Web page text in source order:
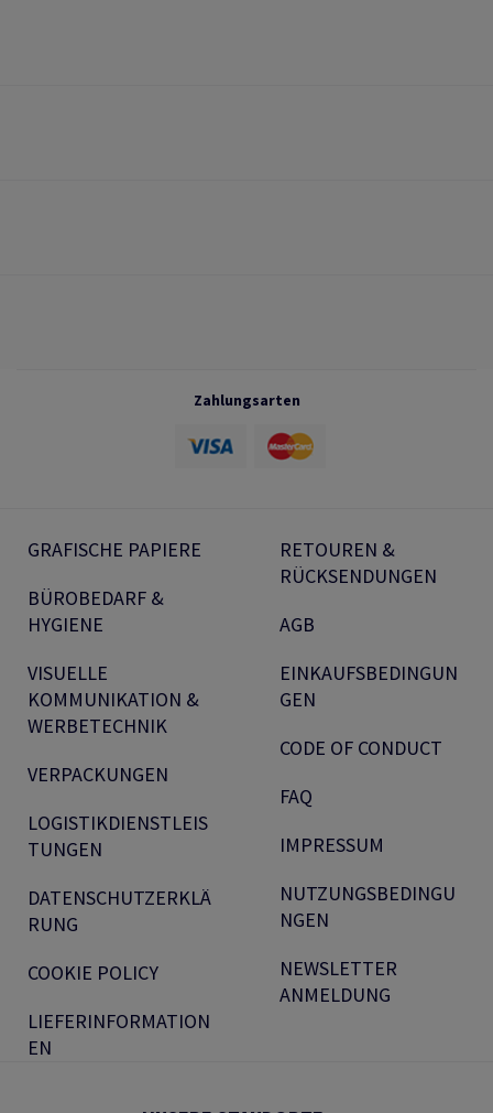
Zahlungsarten
GRAFISCHE PAPIERE
BÜROBEDARF &
HYGIENE
VISUELLE
KOMMUNIKATION &
WERBETECHNIK
VERPACKUNGEN
LOGISTIKDIENSTLEIS
TUNGEN
DATENSCHUTZERKLÄ
RUNG
COOKIE POLICY
LIEFERINFORMATION
EN
RETOUREN &
RÜCKSENDUNGEN
AGB
EINKAUFSBEDINGUN
GEN
CODE OF CONDUCT
FAQ
IMPRESSUM
NUTZUNGSBEDINGU
NGEN
NEWSLETTER
ANMELDUNG